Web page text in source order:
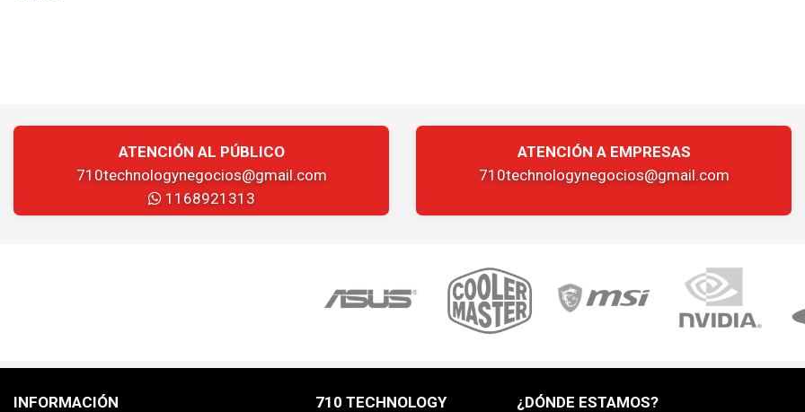
ATENCIÓN AL PÚBLICO
710technologynegocios@gmail.com
1168921313
ATENCIÓN A EMPRESAS
710technologynegocios@gmail.com
INFORMACIÓN 710 TECHNOLOGY ¿DÓNDE ESTAMOS?